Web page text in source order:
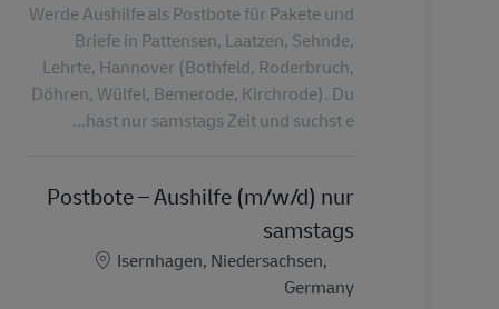
Werde Aushilfe als Postbote für Pakete und
Briefe in Pattensen, Laatzen, Sehnde,
Lehrte, Hannover (Bothfeld, Roderbruch,
Döhren, Wülfel, Bemerode, Kirchrode). Du
hast nur samstags Zeit und suchst e...
Postbote – Aushilfe (m/w/d) nur
samstags
الموقع
Isernhagen, Niedersachsen,
Germany